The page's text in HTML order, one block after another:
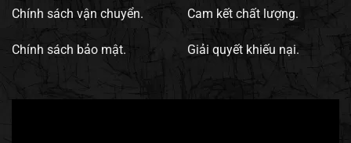
Chính sách vận chuyển.
Chính sách bảo mật.
Cam kết chất lượng.
Giải quyết khiếu nại.